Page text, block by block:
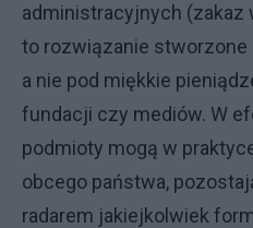
administracyjnych (zakaz
to rozwiązanie stworzone
a nie pod miękkie
fundacji czy mediów. W
podmioty mogą w
obcego państwa,
radarem jakiejkolwiek